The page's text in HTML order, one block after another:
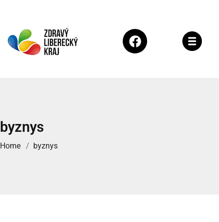
byznys
Home byznys